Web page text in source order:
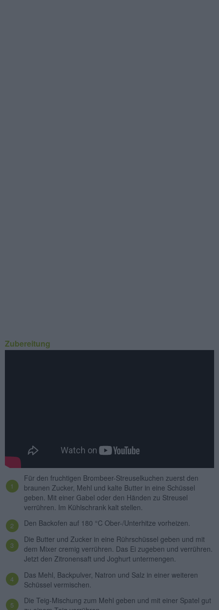
Zubereitung
Für den fruchtigen Brombeer-Streuselkuchen zuerst den
braunen Zucker, Mehl und kalte Butter in eine Schüssel
geben. Mit einer Gabel oder den Händen zu Streusel
verrühren. Im Kühlschrank kalt stellen.
Den Backofen auf 180 °C Ober-/Unterhitze vorheizen.
Die Butter und Zucker in eine Rührschüssel geben und mit
dem Mixer cremig verrühren. Das Ei zugeben und verrühren.
Jetzt den Zitronensaft und Joghurt untermengen.
Das Mehl, Backpulver, Natron und Salz in einer weiteren
Schüssel vermischen.
Die Teig-Mischung zum Mehl geben und mit einer Spatel gut